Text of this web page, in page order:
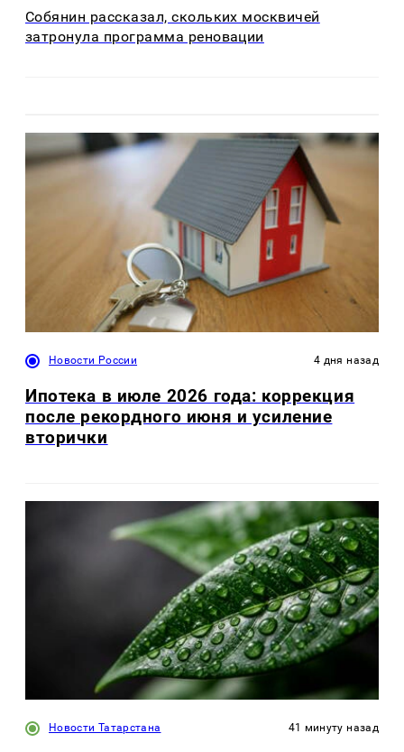
Собянин рассказал, скольких москвичей
затронула программа реновации
Новости России 4 дня назад
Ипотека в июле 2026 года: коррекция
после рекордного июня и усиление
вторички
Новости Татарстана 41 минуту назад